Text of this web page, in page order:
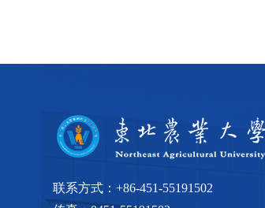
联系方式：+86-451-55191502